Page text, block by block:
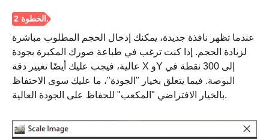
الخطوة
الخامسة.
الخطوة 6.
عندما تظهر نافذة جديدة، يمكنك إدخال الحجم المطلوب مباشرة
لزيادة الحجم. إذا كنت ترغب في طباعة صورك المكبرة بجودة
عالية، فيجب عليك أيضًا تغيير دقة X وY إلى 300 نقطة في
البوصة. فيما يتعلق بخيار "الجودة"، ما عليك سوى الاحتفاظ
بالخيار الافتراضي "المكعب" للحفاظ على الجودة العالية.